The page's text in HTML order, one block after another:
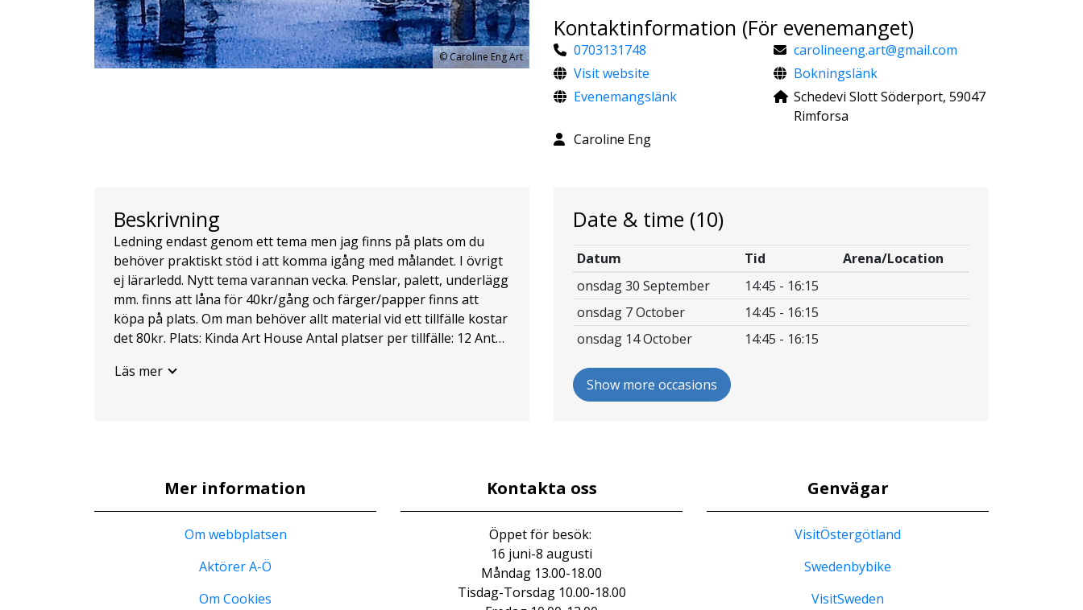
© Caroline Eng Art
Kontaktinformation (För evenemanget)
0703131748
carolineeng.art@gmail.com
Visit website
Bokningslänk
Evenemangslänk
Schedevi Slott Söderport, 59047
Rimforsa
Caroline Eng
Beskrivning
Ledning endast genom ett tema men jag finns på plats om du
behöver praktiskt stöd i att komma igång med målandet. I övrigt
ej lärarledd. Nytt tema varannan vecka. Penslar, palett, underlägg
mm. finns att låna för 40kr/gång och färger/papper finns att
köpa på plats. Om man behöver allt material vid ett tillfälle kostar
det 80kr. Plats: Kinda Art House Antal platser per tillfälle: 12 Antal
Se angivet datum OBS! Intresseanmälan stänger 31 juli och är
Läs mer
Date & time (10)
Datum Tid
Arena/Location
onsdag 30 September
14:45 - 16:15
onsdag 7 October
14:45 - 16:15
onsdag 14 October
14:45 - 16:15
Show more occasions
Mer information
Om webbplatsen
Aktörer A-Ö
Om Cookies
Kontakta oss
Öppet för besök:
16 juni-8 augusti
Måndag 13.00-18.00
Tisdag-Torsdag 10.00-18.00
Genvägar
VisitÖstergötland
Swedenbybike
VisitSweden